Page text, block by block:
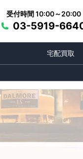
受付時間 10:00～20:00
03-5919-
宅配買取